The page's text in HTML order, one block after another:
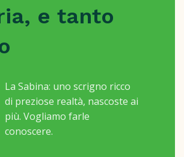
e tanto
La Sabina: uno scrigno ricco
di preziose realtà, nascoste ai
più. Vogliamo farle
conoscere.